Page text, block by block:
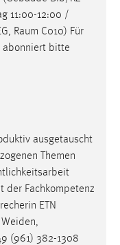
11:00-12:00 /
Raum C010) Für
abonniert bitte
ausgetauscht
Themen
der Fachkompetenz
ETN
(961) 382-1308
Social Media
von diesen